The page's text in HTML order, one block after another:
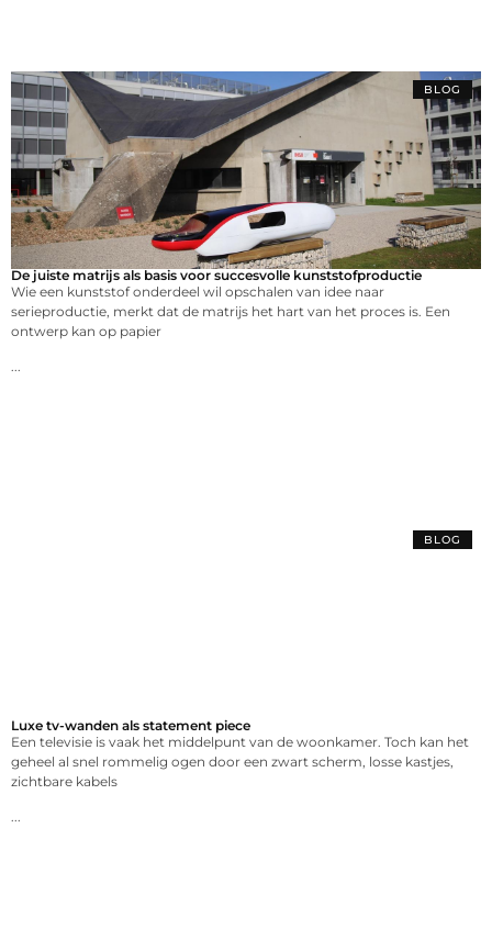
BLOG
De juiste matrijs als basis voor succesvolle kunststofproductie
Wie een kunststof onderdeel wil opschalen van idee naar
serieproductie, merkt dat de matrijs het hart van het proces is. Een
ontwerp kan op papier
...
BLOG
Luxe tv-wanden als statement piece
Een televisie is vaak het middelpunt van de woonkamer. Toch kan het
geheel al snel rommelig ogen door een zwart scherm, losse kastjes,
zichtbare kabels
...